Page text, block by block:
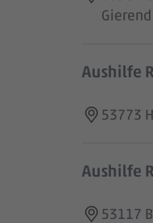
Gierend
Aushilfe
53773
Aushilfe
53117